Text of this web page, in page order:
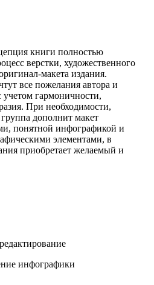
книги полностью
верстки, художественного
макета издания.
все пожелания автора и
учетом гармоничности,
При необходимости,
дополнит макет
понятной инфографикой и
элементами, в
приобретает желаемый и
инфографики